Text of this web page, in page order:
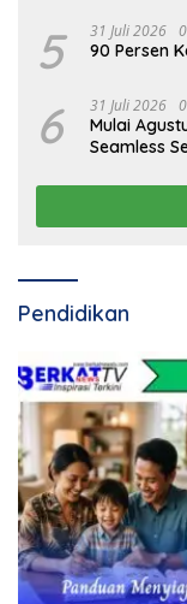
5 31 Juli 2026
90 Persen
6 31 Juli 2026
Mulai
Seamless
Pendidikan